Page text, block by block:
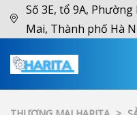
Số 3E, tổ 9A,
Mai, Thành phố Hà